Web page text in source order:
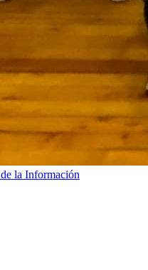
la Información